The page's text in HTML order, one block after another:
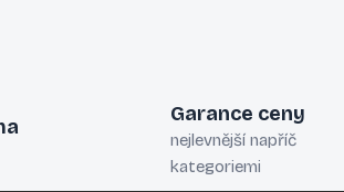
Garance ceny
nejlevnější napříč
kategoriemi